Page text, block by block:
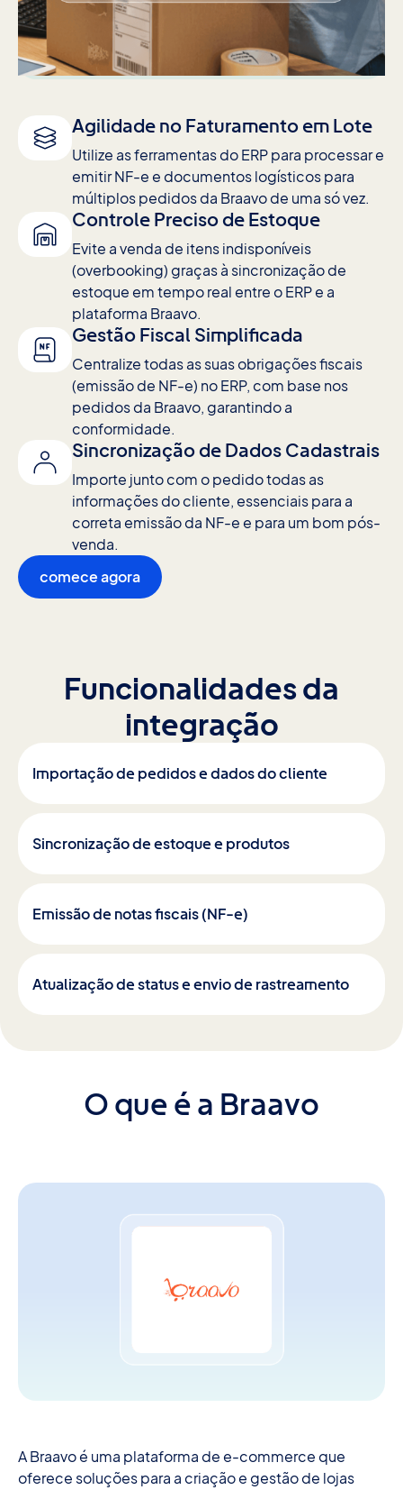
Agilidade no Faturamento em Lote
Utilize as ferramentas do ERP para processar e
emitir NF-e e documentos logísticos para
múltiplos pedidos da Braavo de uma só vez.
Controle Preciso de Estoque
Evite a venda de itens indisponíveis
(overbooking) graças à sincronização de
estoque em tempo real entre o ERP e a
plataforma Braavo.
Gestão Fiscal Simplificada
Centralize todas as suas obrigações fiscais
(emissão de NF-e) no ERP, com base nos
pedidos da Braavo, garantindo a
conformidade.
Sincronização de Dados Cadastrais
Importe junto com o pedido todas as
informações do cliente, essenciais para a
correta emissão da NF-e e para um bom pós-
venda.
comece agora
Funcionalidades da
integração
Importação de pedidos e dados do cliente
Sincronização de estoque e produtos
Emissão de notas fiscais (NF-e)
Atualização de status e envio de rastreamento
O que é a Braavo
A Braavo é uma plataforma de e-commerce que
oferece soluções para a criação e gestão de lojas